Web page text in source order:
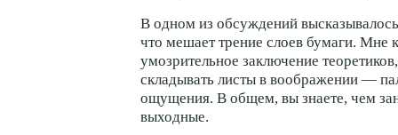
В одном из обсуждений
что мешает трение слоев бумаги. Мне
умозрительное заключение
складывать листы в воображении —
ощущения. В общем, вы знаете, чем
выходные.